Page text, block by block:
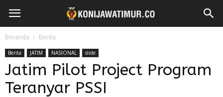
Beranda Berita
Berita JATIM NASIONAL slide
Jatim Pilot Project Program
Teranyar PSSI